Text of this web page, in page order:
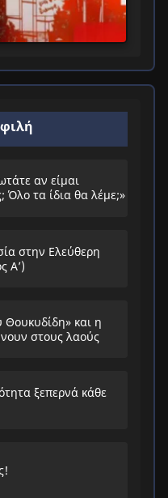
αν είμαι
Όλο τα ίδια θα λέμε;»
στην Ελεύθερη
Α’)
Θουκυδίδη» και η
στους λαούς
ξεπερνά κάθε